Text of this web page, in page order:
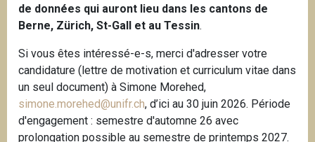
de données qui auront lieu dans les cantons de
Berne, Zürich, St-Gall et au Tessin.
Si vous êtes intéressé-e-s, merci d'adresser votre
candidature (lettre de motivation et curriculum vitae dans
un seul document) à Simone Morehed,
simone.morehed@unifr.ch, d’ici au 30 juin 2026. Période
d'engagement : semestre d'automne 26 avec
prolongation possible au semestre de printemps 2027.